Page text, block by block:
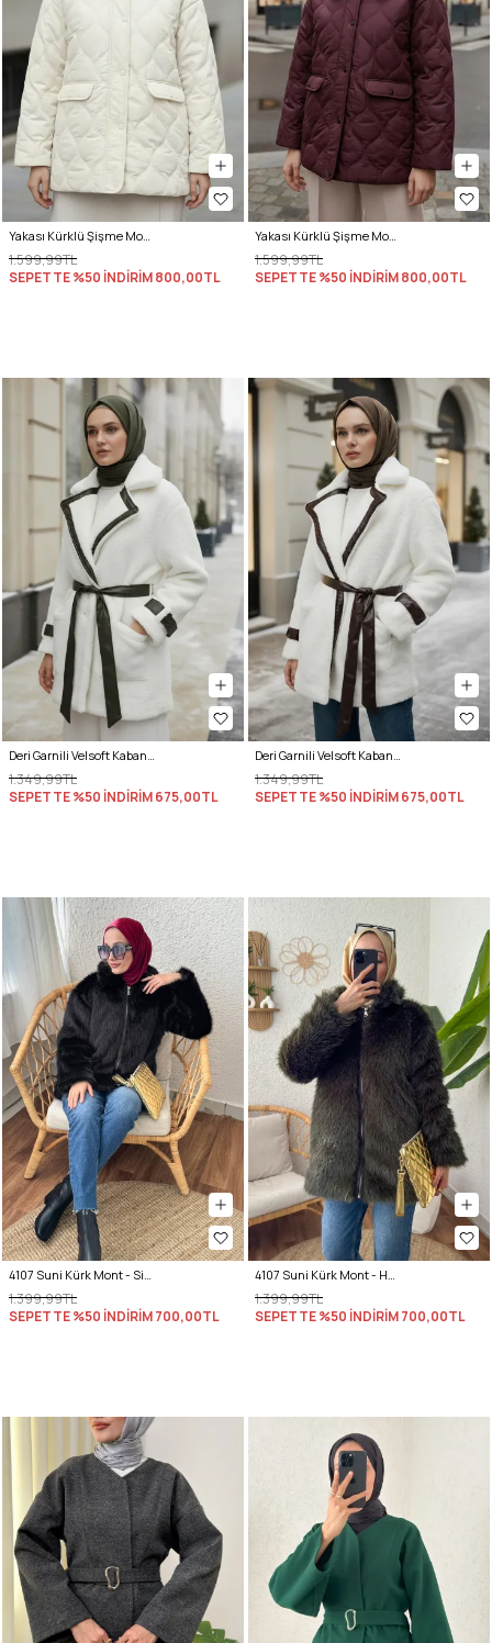
Yakası Kürklü Şişme Mont 5904 - KREM
1.599,99TL
SEPETTE %50 İNDİRİM800,00TL
Yakası Kürklü Şişme Mont 5904 - KOYU BORDO
1.599,99TL
SEPETTE %50 İNDİRİM800,00TL
Deri Garnili Velsoft Kaban 51029 - KOYU HAKİ
1.349,99TL
SEPETTE %50 İNDİRİM675,00TL
Deri Garnili Velsoft Kaban 51029 - ACI KAHVE
1.349,99TL
SEPETTE %50 İNDİRİM675,00TL
4107 Suni Kürk Mont - Siyah
1.399,99TL
SEPETTE %50 İNDİRİM700,00TL
4107 Suni Kürk Mont - HAKİ
1.399,99TL
SEPETTE %50 İNDİRİM700,00TL